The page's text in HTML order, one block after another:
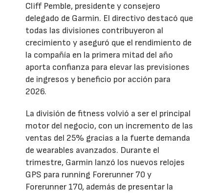
Cliff Pemble, presidente y consejero
delegado de Garmin. El directivo destacó que
todas las divisiones contribuyeron al
crecimiento y aseguró que el rendimiento de
la compañía en la primera mitad del año
aporta confianza para elevar las previsiones
de ingresos y beneficio por acción para
2026.
La división de fitness volvió a ser el principal
motor del negocio, con un incremento de las
ventas del 25% gracias a la fuerte demanda
de wearables avanzados. Durante el
trimestre, Garmin lanzó los nuevos relojes
GPS para running Forerunner 70 y
Forerunner 170, además de presentar la